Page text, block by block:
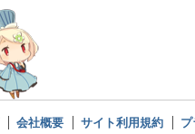
会社概要 サイト利用規約